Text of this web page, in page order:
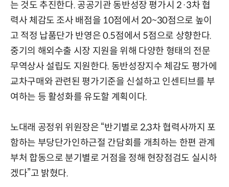
는 것도 추진한다. 공공기관 동반성장 평가시 2·3차 협
력사 체감도 조사 배점을 10점에서 20~30점으로 높이
고 적정 납품단가 반영은 0.5점에서 5점으로 상향한다.
중기의 해외수출 시장 지원을 위해 다양한 형태의 전문
무역상사 설립도 지원한다. 동반성장지수 체감도 평가에
교차구매와 관련된 평가기준을 신설하고 인센티브를 부
여하는 등 활성화를 유도할 계획이다.
노대래 공정위 위원장은 “반기별로 2,3차 협력사까지 포
함하는 부당단가인하근절 간담회를 개최하는 한편 관계
부처 합동으로 분기별로 거점을 정해 현장점검도 실시하
겠다”고 밝혔다.